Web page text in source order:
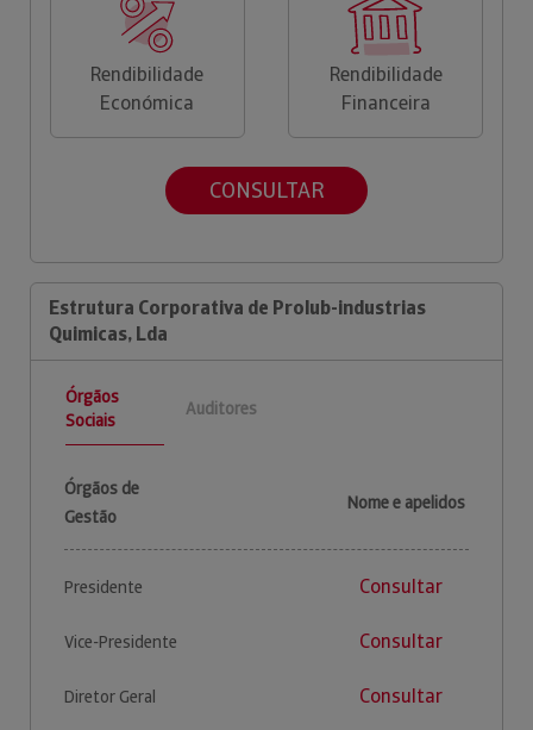
Rendibilidade
Económica
Rendibilidade
Financeira
CONSULTAR
Estrutura Corporativa de Prolub-industrias
Quimicas, Lda
Órgãos
Sociais
Auditores
Órgãos de
Gestão
Nome e apelidos
Presidente Consultar
Vice-Presidente Consultar
Diretor Geral Consultar